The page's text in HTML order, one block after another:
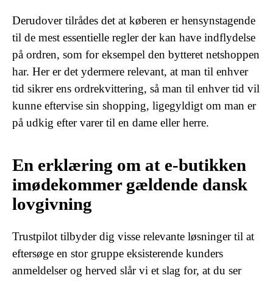
Derudover tilrådes det at køberen er hensynstagende
til de mest essentielle regler der kan have indflydelse
på ordren, som for eksempel den bytteret netshoppen
har. Her er det ydermere relevant, at man til enhver
tid sikrer ens ordrekvittering, så man til enhver tid vil
kunne eftervise sin shopping, ligegyldigt om man er
på udkig efter varer til en dame eller herre.
En erklæring om at e-butikken
imødekommer gældende dansk
lovgivning
Trustpilot tilbyder dig visse relevante løsninger til at
eftersøge en stor gruppe eksisterende kunders
anmeldelser og herved slår vi et slag for, at du ser